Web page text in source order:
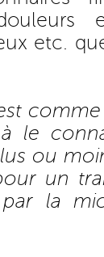
etc.
le
ou
un
la